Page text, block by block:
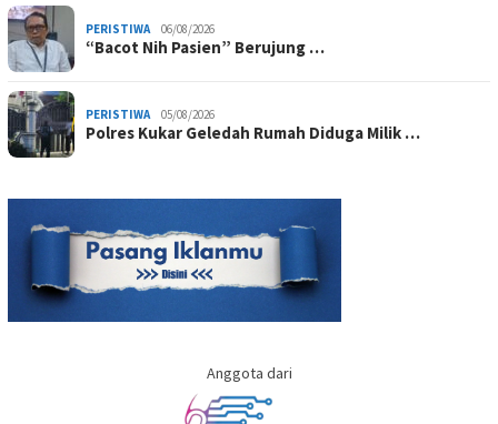
PERISTIWA 06/08/2026
“Bacot Nih Pasien” Berujung …
PERISTIWA 05/08/2026
Polres Kukar Geledah Rumah Diduga Milik …
Anggota dari